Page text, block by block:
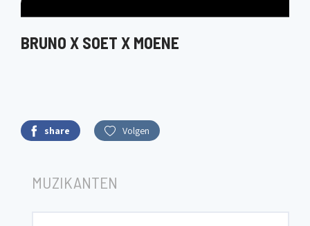
BRUNO X SOET X MOENE
share Volgen
MUZIKANTEN